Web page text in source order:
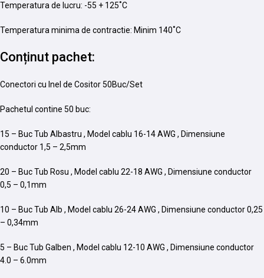
Temperatura de lucru: -55 + 125˚C
Temperatura minima de contractie: Minim 140˚C
Conținut pachet:
Conectori cu Inel de Cositor 50Buc/Set
Pachetul contine 50 buc:
15 – Buc Tub Albastru , Model cablu 16-14 AWG , Dimensiune
conductor 1,5 – 2,5mm
20 – Buc Tub Rosu , Model cablu 22-18 AWG , Dimensiune conductor
0,5 – 0,1mm
10 – Buc Tub Alb , Model cablu 26-24 AWG , Dimensiune conductor 0,25
– 0,34mm
5 – Buc Tub Galben , Model cablu 12-10 AWG , Dimensiune conductor
4.0 – 6.0mm